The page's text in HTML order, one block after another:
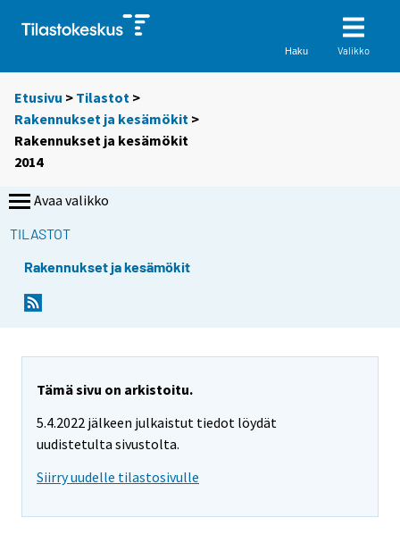
Haku Valikko
Etusivu > Tilastot >
Rakennukset ja kesämökit >
Rakennukset ja kesämökit
2014
Avaa valikko
TILASTOT
Rakennukset ja kesämökit
Tämä sivu on arkistoitu.
5.4.2022 jälkeen julkaistut tiedot löydät
uudistetulta sivustolta.
Siirry uudelle tilastosivulle